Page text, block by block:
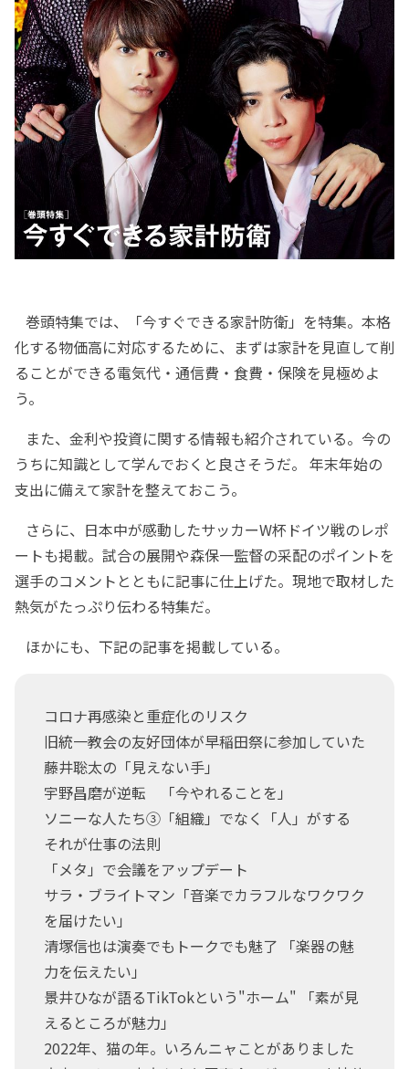
巻頭特集では、「今すぐできる家計防衛」を特集。本格
化する物価高に対応するために、まずは家計を見直して削
ることができる電気代・通信費・食費・保険を見極めよ
う。
また、金利や投資に関する情報も紹介されている。今の
うちに知識として学んでおくと良さそうだ。 年末年始の
支出に備えて家計を整えておこう。
さらに、日本中が感動したサッカーW杯ドイツ戦のレポ
ートも掲載。試合の展開や森保一監督の采配のポイントを
選手のコメントとともに記事に仕上げた。現地で取材した
熱気がたっぷり伝わる特集だ。
ほかにも、下記の記事を掲載している。
コロナ再感染と重症化のリスク
旧統一教会の友好団体が早稲田祭に参加していた
藤井聡太の「見えない手」
宇野昌磨が逆転 「今やれることを」
ソニーな人たち③「組織」でなく「人」がする
それが仕事の法則
「メタ」で会議をアップデート
サラ・ブライトマン「音楽でカラフルなワクワク
を届けたい」
清塚信也は演奏でもトークでも魅了 「楽器の魅
力を伝えたい」
景井ひなが語るTikTokという"ホーム" 「素が見
えるところが魅力」
2022年、猫の年。いろんニャことがありました